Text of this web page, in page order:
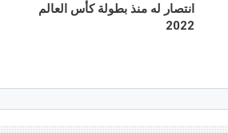
انتصار له منذ بطولة كأس العالم
2022